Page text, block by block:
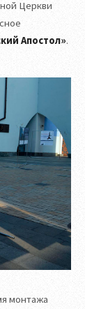
Церкви
Апостол».
монтажа